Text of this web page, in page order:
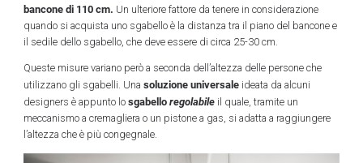
bancone di 110 cm. Un ulteriore fattore da tenere in considerazione
quando si acquista uno sgabello è la distanza tra il piano del bancone e
il sedile dello sgabello, che deve essere di circa 25-30 cm.
Queste misure variano però a seconda dell’altezza delle persone che
utilizzano gli sgabelli. Una soluzione universaleideata da alcuni
designers è appunto lo sgabelloregolabile il quale, tramite un
meccanismo a cremagliera o un pistone a gas, si adatta a raggiungere
l’altezza che è più congegnale.